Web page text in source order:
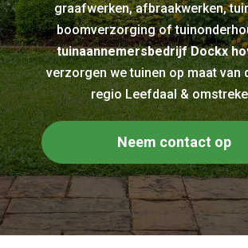
graafwerken, afbraakwerken,
boomverzorging of
tuinaannemersbedrijf Dockx
verzorgen we tuinen op maat van
regio Leefdaal &
Neem contact op